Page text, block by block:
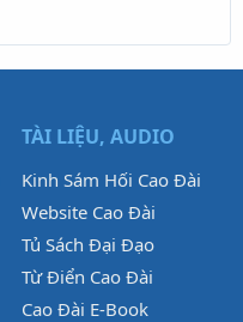
TÀI LIỆU, AUDIO
Kinh Sám Hối Cao Đài
Website Cao Đài
Tủ Sách Đại Đạo
Từ Điển Cao Đài
Cao Đài E-Book